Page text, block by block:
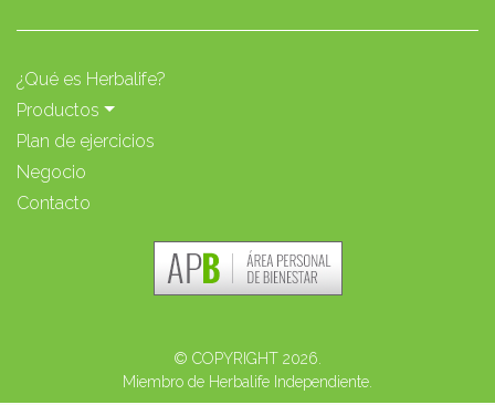
¿Qué es Herbalife?
Productos
Plan de ejercicios
Negocio
Contacto
© COPYRIGHT 2026.
Miembro de Herbalife Independiente.